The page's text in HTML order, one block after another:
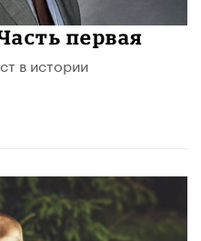
первая
в истории